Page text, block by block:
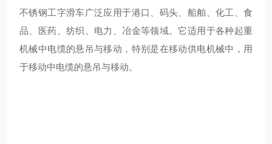
不锈钢工字滑车广泛应用于港口、码头、船舶、化工、食
品、医药、纺织、电力、冶金等领域。它适用于各种起重
机械中电缆的悬吊与移动，特别是在移动供电机械中，用
于移动中电缆的悬吊与移动‌。